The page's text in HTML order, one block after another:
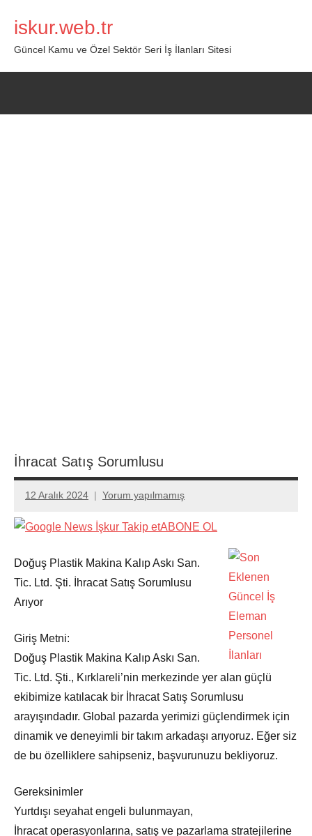
iskur.web.tr
Güncel Kamu ve Özel Sektör Seri İş İlanları Sitesi
İhracat Satış Sorumlusu
12 Aralık 2024
admin
Yorum yapılmamış
ABONE OL
Doğuş Plastik Makina Kalıp Askı San.
Tic. Ltd. Şti. İhracat Satış Sorumlusu
Arıyor
Giriş Metni:
Doğuş Plastik Makina Kalıp Askı San.
Tic. Ltd. Şti., Kırklareli’nin merkezinde yer alan güçlü
ekibimize katılacak bir İhracat Satış Sorumlusu
arayışındadır. Global pazarda yerimizi güçlendirmek için
dinamik ve deneyimli bir takım arkadaşı arıyoruz. Eğer siz
de bu özelliklere sahipseniz, başvurunuzu bekliyoruz.
Gereksinimler
Yurtdışı seyahat engeli bulunmayan,
İhracat operasyonlarına, satış ve pazarlama stratejilerine